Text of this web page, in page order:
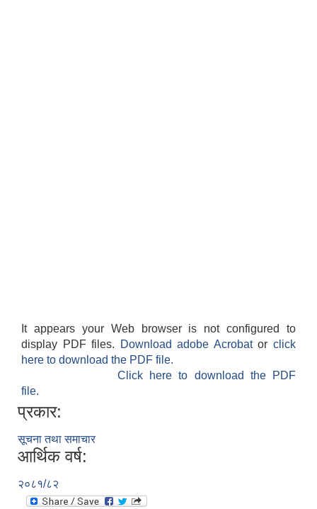
It appears your Web browser is not configured to
display PDF files.
Download adobe Acrobatorclick
here to download the PDF file.
Click here to download the PDF
file.
प्रकार:
सूचना तथा समाचार
आर्थिक वर्ष:
२०८१/८२